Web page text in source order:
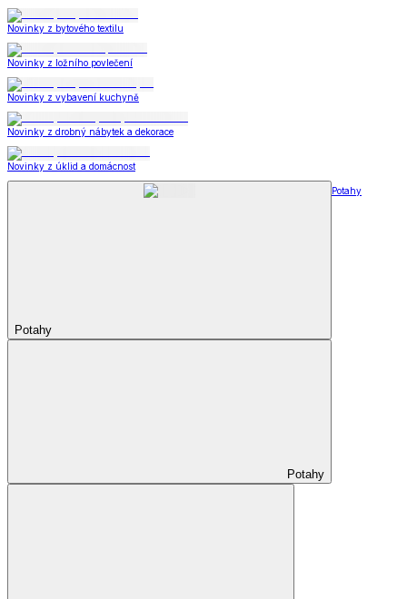
Novinky z bytového textilu
Novinky z ložního povlečení
Novinky z vybavení kuchyně
Novinky z drobný nábytek a dekorace
Novinky z úklid a domácnost
Potahy
Potahy
Potahy